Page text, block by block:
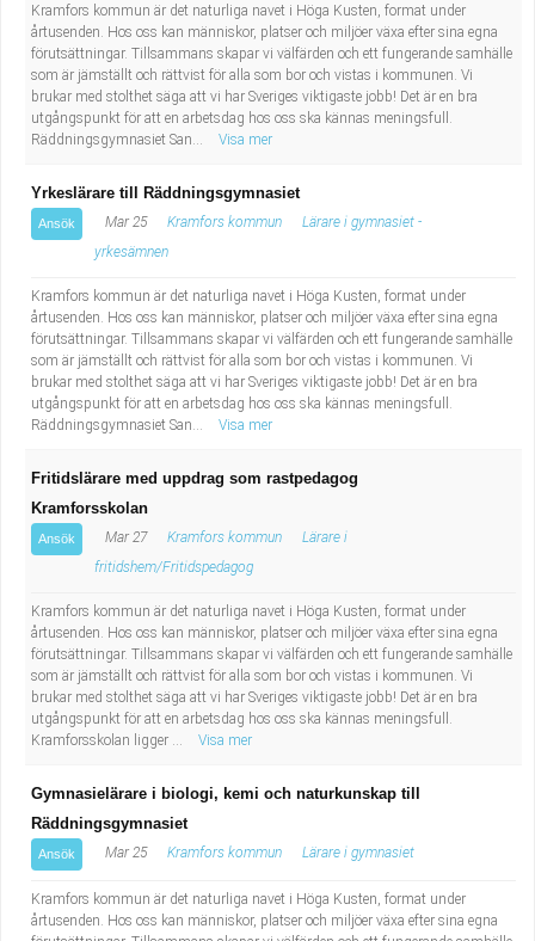
Kramfors kommun är det naturliga navet i Höga Kusten, format under
årtusenden. Hos oss kan människor, platser och miljöer växa efter sina egna
förutsättningar. Tillsammans skapar vi välfärden och ett fungerande samhälle
som är jämställt och rättvist för alla som bor och vistas i kommunen. Vi
brukar med stolthet säga att vi har Sveriges viktigaste jobb! Det är en bra
utgångspunkt för att en arbetsdag hos oss ska kännas meningsfull.
Räddningsgymnasiet San...
Visa mer
Yrkeslärare till Räddningsgymnasiet
Ansök Mar 25 Kramfors kommun
Lärare i gymnasiet -
yrkesämnen
Kramfors kommun är det naturliga navet i Höga Kusten, format under
årtusenden. Hos oss kan människor, platser och miljöer växa efter sina egna
förutsättningar. Tillsammans skapar vi välfärden och ett fungerande samhälle
som är jämställt och rättvist för alla som bor och vistas i kommunen. Vi
brukar med stolthet säga att vi har Sveriges viktigaste jobb! Det är en bra
utgångspunkt för att en arbetsdag hos oss ska kännas meningsfull.
Räddningsgymnasiet San...
Visa mer
Fritidslärare med uppdrag som rastpedagog
Kramforsskolan
Ansök Mar 27 Kramfors kommun
Lärare i
fritidshem/Fritidspedagog
Kramfors kommun är det naturliga navet i Höga Kusten, format under
årtusenden. Hos oss kan människor, platser och miljöer växa efter sina egna
förutsättningar. Tillsammans skapar vi välfärden och ett fungerande samhälle
som är jämställt och rättvist för alla som bor och vistas i kommunen. Vi
brukar med stolthet säga att vi har Sveriges viktigaste jobb! Det är en bra
utgångspunkt för att en arbetsdag hos oss ska kännas meningsfull.
Kramforsskolan ligger ...
Visa mer
Gymnasielärare i biologi, kemi och naturkunskap till
Räddningsgymnasiet
Ansök Mar 25 Kramfors kommun Lärare i gymnasiet
Kramfors kommun är det naturliga navet i Höga Kusten, format under
årtusenden. Hos oss kan människor, platser och miljöer växa efter sina egna